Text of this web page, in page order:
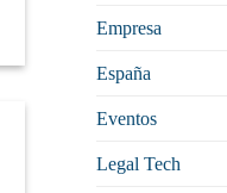
Empresa
España
Eventos
Legal Tech